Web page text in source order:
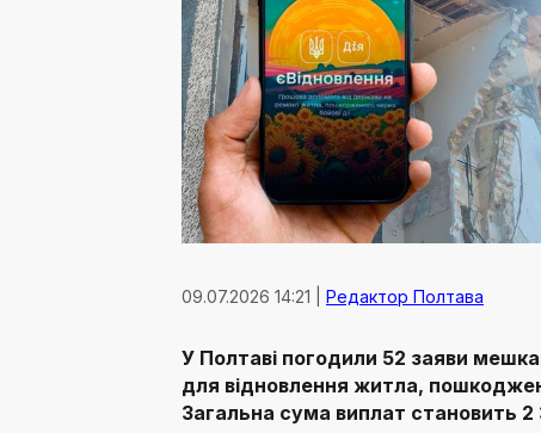
09.07.2026 14:21 | Редактор Полтава
У Полтаві погодили 52 заяви
для відновлення житла,
Загальна сума виплат становить 2